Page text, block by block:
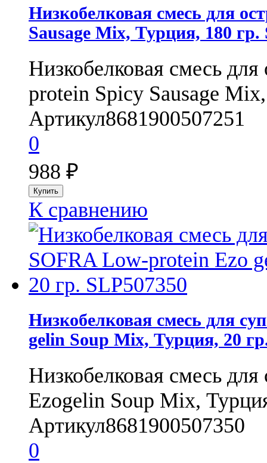
Низкобелковая смесь для
Sausage Mix, Турция, 180 гр.
Низкобелковая смесь
protein Spicy Sausage
Артикул8681900507251
0
988 ₽
К сравнению
Низкобелковая смесь для
gelin Soup Mix, Турция, 20
Низкобелковая смесь
Ezogelin Soup Mix,
Артикул8681900507350
0